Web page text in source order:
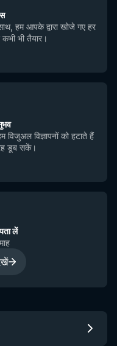
हम आपके द्वारा खोजे गए हर
भी तैयार।
विज्ञापनों को हटाते हैं
डूब सकें।
लें